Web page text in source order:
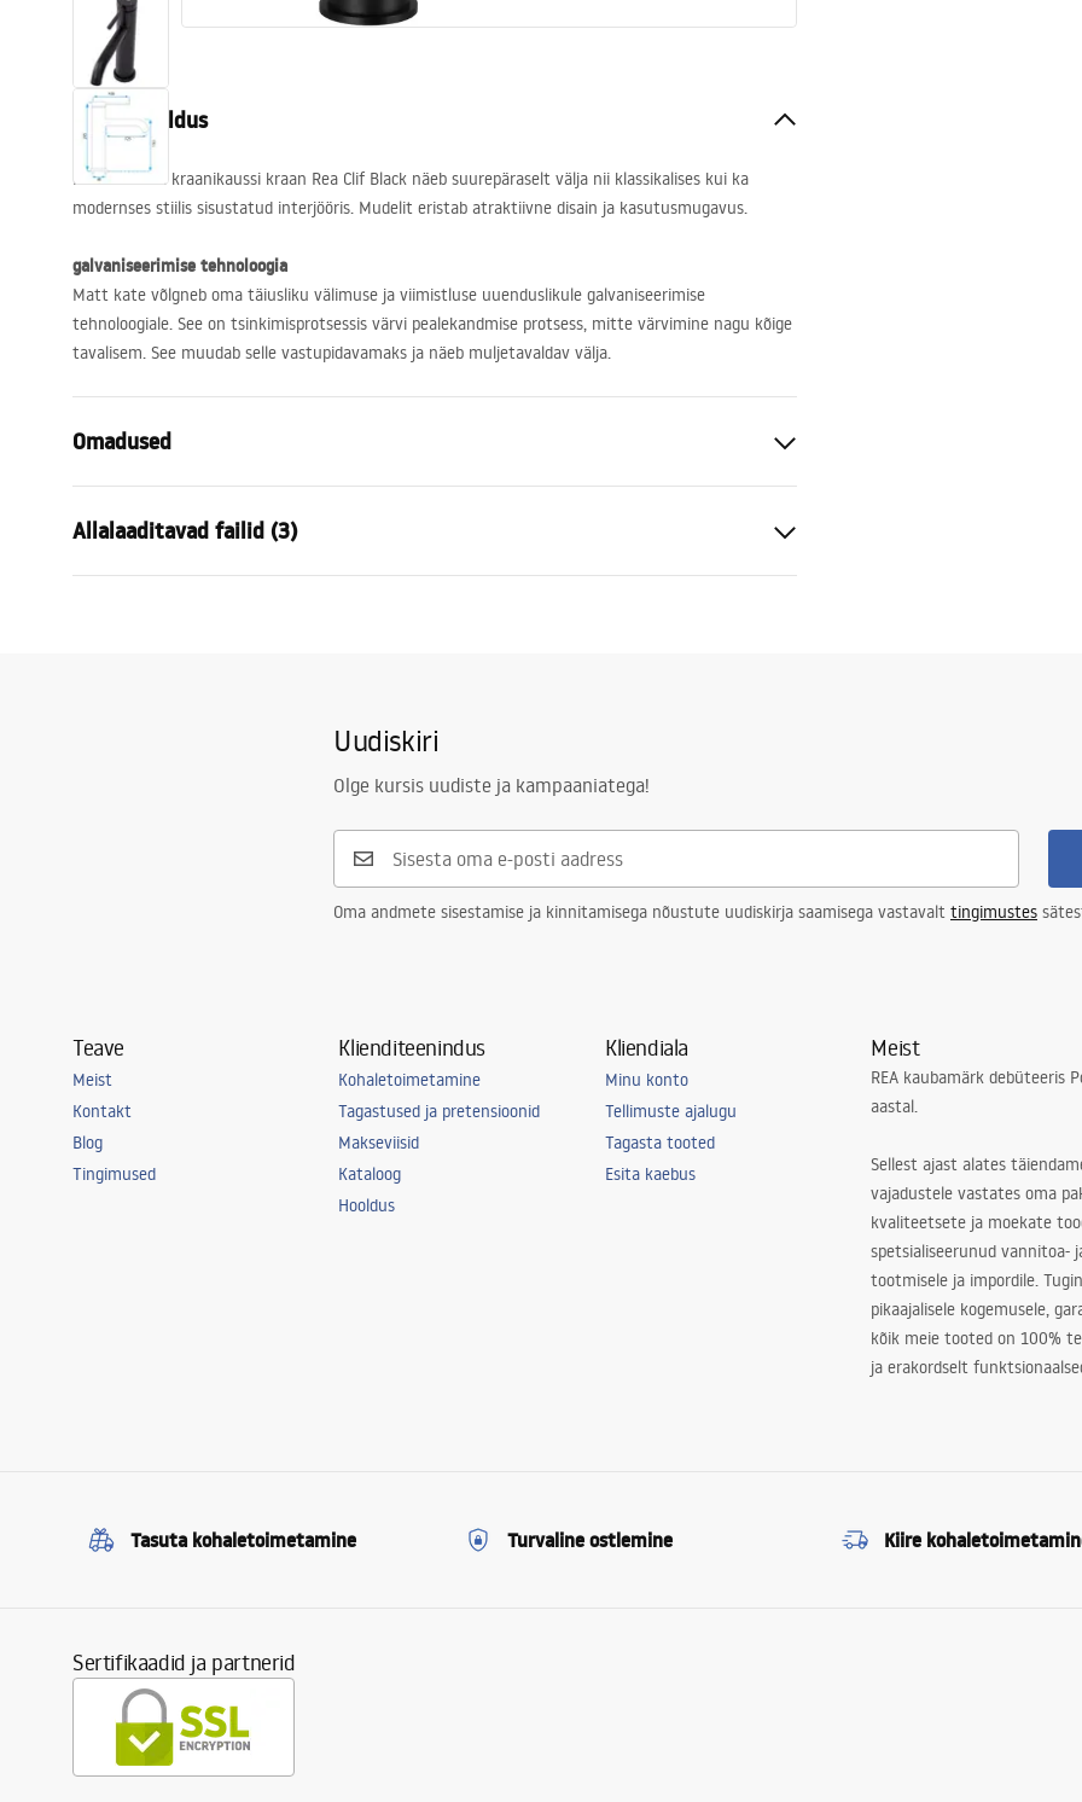
Tootekirjeldus
Must madala kraanikaussi kraan Rea Clif Black näeb suurepäraselt välja nii klassikalises kui ka
modernses stiilis sisustatud interjööris. Mudelit eristab atraktiivne disain ja kasutusmugavus.
galvaniseerimise tehnoloogia
Matt kate võlgneb oma täiusliku välimuse ja viimistluse uuenduslikule galvaniseerimise
tehnoloogiale. See on tsinkimisprotsessis värvi pealekandmise protsess, mitte värvimine nagu kõige
tavalisem. See muudab selle vastupidavamaks ja näeb muljetavaldav välja.
Omadused
Paigaldusviis
Värv
Must
Electroplating
5 aastat
Allalaaditavad failid (3)
Safety_Information_Faucets.pdf
Uudiskiri
Olge kursis uudiste ja kampaaniatega!
Oma andmete sisestamise ja kinnitamisega nõustute uudiskirja saamisega vastavalt tingimustes
Teave
Meist
Kontakt
Blog
Tingimused
Klienditeenindus
Kohaletoimetamine
Tagastused ja pretensioonid
Makseviisid
Kataloog
Hooldus
Kliendiala
Minu konto
Tellimuste ajalugu
Tagasta tooted
Esita kaebus
Meist
REA kaubamärk debüteeris
aastal.
Sellest ajast alates
vajadustele vastates oma
kvaliteetsete ja moekate
spetsialiseerunud vannitoa-
tootmisele ja impordile.
pikaajalisele kogemusele,
kõik meie tooted on 100%
ja erakordselt
Tasuta kohaletoimetamine Turvaline ostlemine Kiire
Sertifikaadid ja partnerid